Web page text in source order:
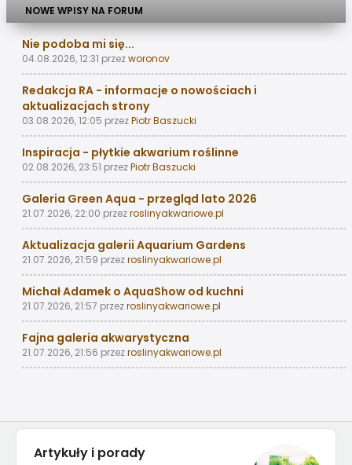
NOWE WPISY NA FORUM
Nie podoba mi się...
04.08.2026, 12:31 przezworonov
Redakcja RA - informacje o nowościach i
aktualizacjach strony
03.08.2026, 12:05 przezPiotr Baszucki
Inspiracja - płytkie akwarium roślinne
02.08.2026, 23:51 przezPiotr Baszucki
Galeria Green Aqua - przegląd lato 2026
21.07.2026, 22:00 przezroslinyakwariowe.pl
Aktualizacja galerii Aquarium Gardens
21.07.2026, 21:59 przezroslinyakwariowe.pl
Michał Adamek o AquaShow od kuchni
21.07.2026, 21:57 przezroslinyakwariowe.pl
Fajna galeria akwarystyczna
21.07.2026, 21:56 przezroslinyakwariowe.pl
Artykuły i porady